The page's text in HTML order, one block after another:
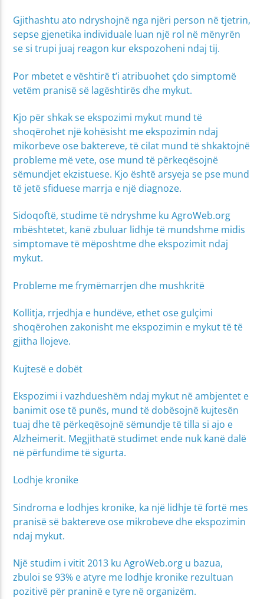
Gjithashtu ato ndryshojnë nga njëri person në tjetrin,
sepse gjenetika individuale luan një rol në mënyrën
se si trupi juaj reagon kur ekspozoheni ndaj tij.
Por mbetet e vështirë t’i atribuohet çdo simptomë
vetëm pranisë së lagështirës dhe mykut.
Kjo për shkak se ekspozimi mykut mund të
shoqërohet një kohësisht me ekspozimin ndaj
mikorbeve ose baktereve, të cilat mund të shkaktojnë
probleme më vete, ose mund të përkeqësojnë
sëmundjet ekzistuese. Kjo është arsyeja se pse mund
të jetë sfiduese marrja e një diagnoze.
Sidoqoftë, studime të ndryshme ku AgroWeb.org
mbështetet, kanë zbuluar lidhje të mundshme midis
simptomave të mëposhtme dhe ekspozimit ndaj
mykut.
Probleme me frymëmarrjen dhe mushkritë
Kollitja, rrjedhja e hundëve, ethet ose gulçimi
shoqërohen zakonisht me ekspozimin e mykut të të
gjitha llojeve.
Kujtesë e dobët
Ekspozimi i vazhdueshëm ndaj mykut në ambjentet e
banimit ose të punës, mund të dobësojnë kujtesën
tuaj dhe të përkeqësojnë sëmundje të tilla si ajo e
Alzheimerit. Megjithatë studimet ende nuk kanë dalë
në përfundime të sigurta.
Lodhje kronike
Sindroma e lodhjes kronike, ka një lidhje të fortë mes
pranisë së baktereve ose mikrobeve dhe ekspozimin
ndaj mykut.
Një studim i vitit 2013 ku AgroWeb.org u bazua,
zbuloi se 93% e atyre me lodhje kronike rezultuan
pozitivë për praninë e tyre në organizëm.